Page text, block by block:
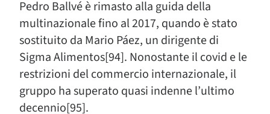
Pedro Ballvé è rimasto alla guida della
multinazionale fino al 2017, quando è stato
sostituito da Mario Páez, un dirigente di
Sigma Alimentos[94]. Nonostante il covid e le
restrizioni del commercio internazionale, il
gruppo ha superato quasi indenne l’ultimo
decennio[95].